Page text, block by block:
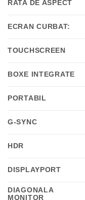
RATA DE ASPECT
ECRAN CURBAT:
TOUCHSCREEN
BOXE INTEGRATE
PORTABIL
G-SYNC
HDR
DISPLAYPORT
DIAGONALA
MONITOR